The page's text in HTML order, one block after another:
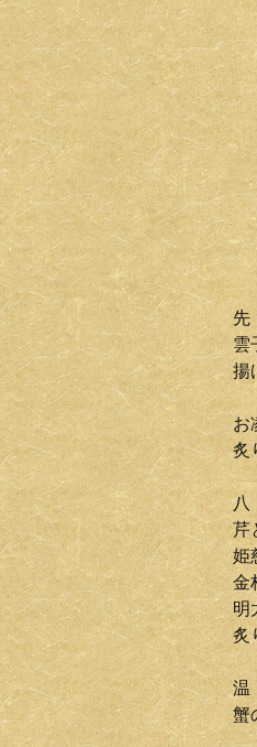
雲
揚
お
炙
芹
姫
金
明
炙
蟹